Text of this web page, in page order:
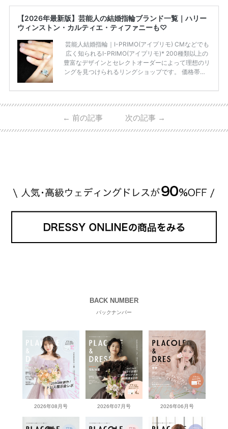
【2026年最新版】芸能人の結婚指輪ブランド一覧｜ハリー
ウィンストン・カルティエ・ティファニーも♡
芸能人結婚指輪｜I-PRIMO(アイプリモ) CMなどでも
広く知られるI-PRIMO(アイプリモ)* 200種類以上の
豊富なデザインとセレクトオーダーによって理想のリ
ングを見つけられるリングショップです。 価格帯は2
入が可能♩ コスパ的にも20代の若い夫婦に人気のよ
ビ 系 にて10月5日22時～スタートする水曜ドラマ『
#ファーストペンギン! 』で山藤 そよ役を演じます💁🏻‍♀️
← 前の記事 次の記事 →
BACK NUMBER
バックナンバー
2026年08月号 2026年07月号 2026年06月号